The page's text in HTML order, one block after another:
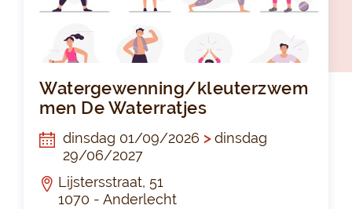
Watergewenning/kleuterzwem
men De Waterratjes
dinsdag 01/09/2026 >dinsdag
29/06/2027
Lijstersstraat, 51
1070 - Anderlecht